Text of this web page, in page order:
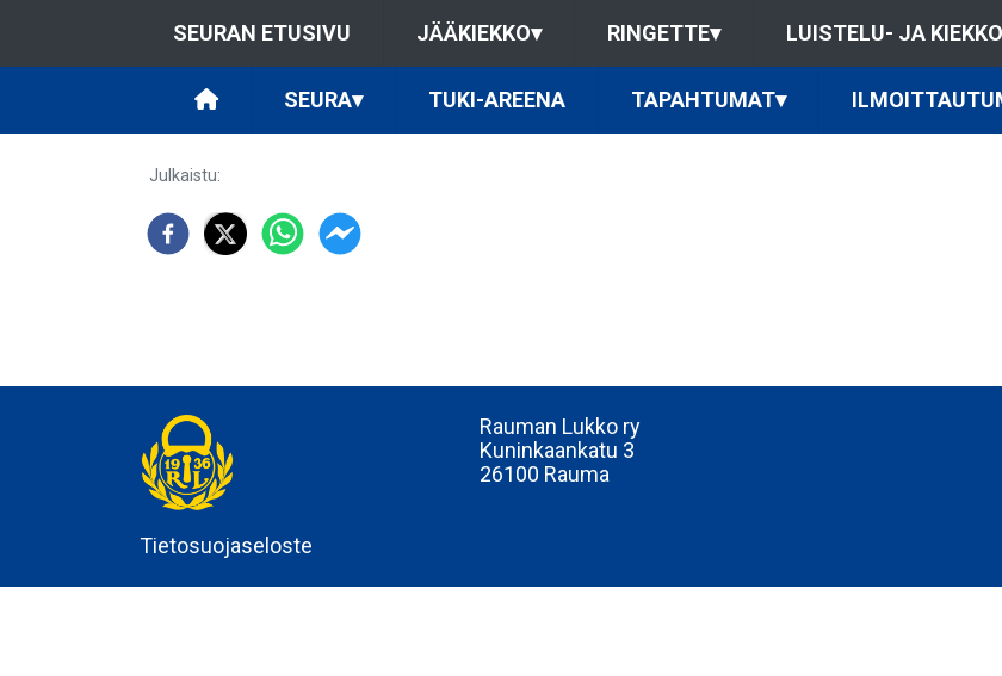
SEURAN ETUSIVU JÄÄKIEKKO▾ RINGETTE▾ LUISTELU- JA
SEURA▾ TUKI-AREENA TAPAHTUMAT▾
Julkaistu:
Tietosuojaseloste
Rauman Lukko ry
Kuninkaankatu 3
26100 Rauma